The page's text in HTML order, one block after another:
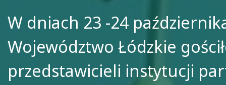
W dniach 23 -24
Województwo Łódzkie
przedstawicieli instytucji